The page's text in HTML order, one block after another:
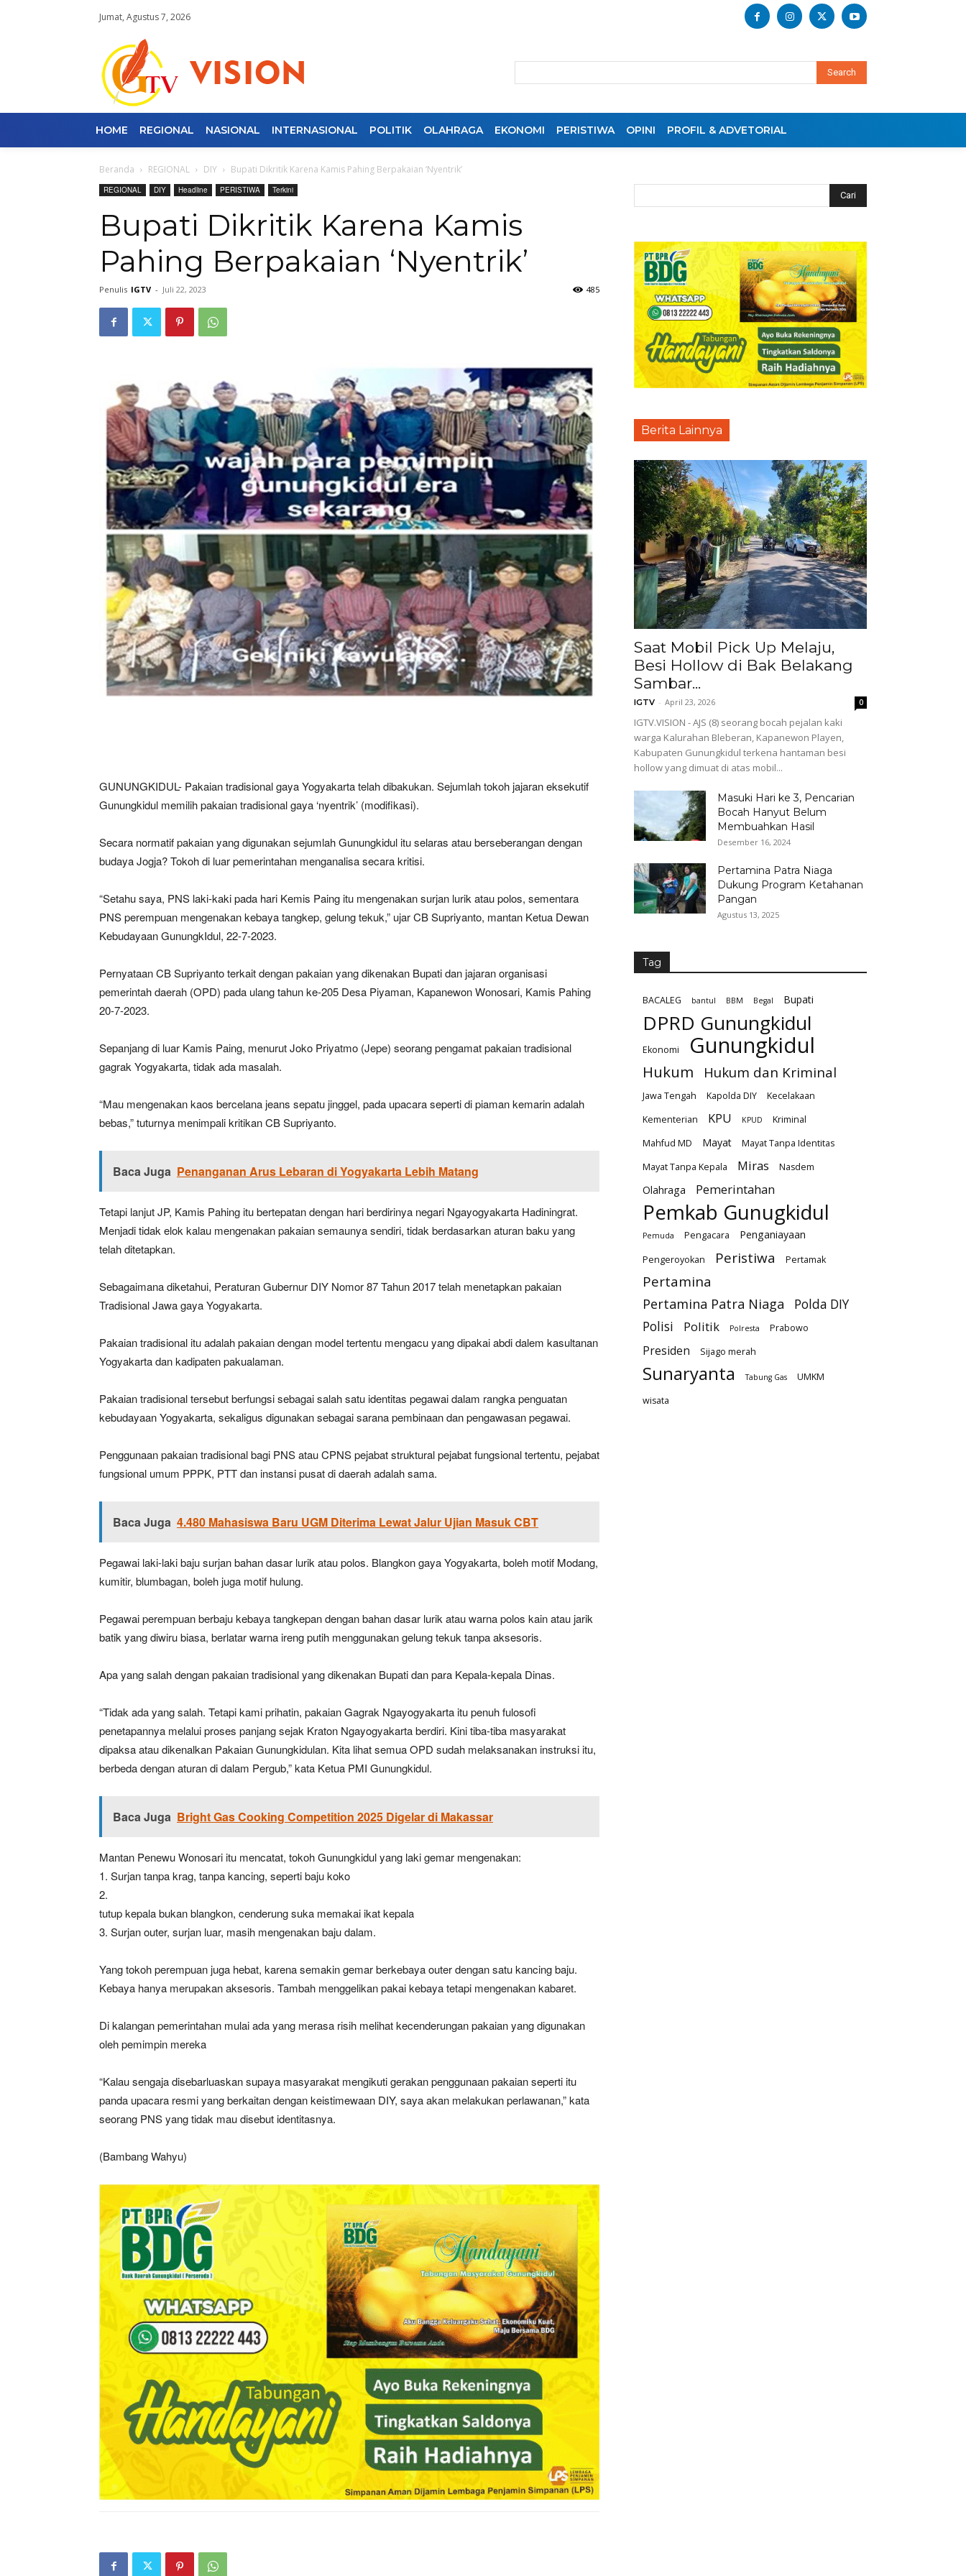
Jumat, Agustus 7, 2026
Search
HOME REGIONAL NASIONAL INTERNASIONAL POLITIK OLAHRAGA EKONOMI PERISTIWA OPINI PROFIL & ADVETORIAL
Beranda REGIONAL DIY Bupati Dikritik Karena Kamis Pahing Berpakaian ‘Nyentrik’
REGIONAL DIY Headline PERISTIWA Terkini
Bupati Dikritik Karena Kamis
Pahing Berpakaian ‘Nyentrik’
Penulis IGTV - Juli 22, 2023 485
GUNUNGKIDUL- Pakaian tradisional gaya Yogyakarta telah dibakukan. Sejumlah tokoh jajaran eksekutif
Gunungkidul memilih pakaian tradisional gaya ‘nyentrik’ (modifikasi).
Secara normatif pakaian yang digunakan sejumlah Gunungkidul itu selaras atau berseberangan dengan
budaya Jogja? Tokoh di luar pemerintahan menganalisa secara kritisi.
“Setahu saya, PNS laki-kaki pada hari Kemis Paing itu mengenakan surjan lurik atau polos, sementara
PNS perempuan mengenakan kebaya tangkep, gelung tekuk,” ujar CB Supriyanto, mantan Ketua Dewan
Kebudayaan GunungkIdul, 22-7-2023.
Pernyataan CB Supriyanto terkait dengan pakaian yang dikenakan Bupati dan jajaran organisasi
pemerintah daerah (OPD) pada ulang tahun ke-205 Desa Piyaman, Kapanewon Wonosari, Kamis Pahing
20-7-2023.
Sepanjang di luar Kamis Paing, menurut Joko Priyatmo (Jepe) seorang pengamat pakaian tradisional
gagrak Yogyakarta, tidak ada masalah.
“Mau mengenakan kaos bercelana jeans sepatu jinggel, pada upacara seperti di piaman kemarin adalah
bebas,” tuturnya menimpali kritikan CB Supriyanto.
Baca Juga Penanganan Arus Lebaran di Yogyakarta Lebih Matang
Tetapi lanjut JP, Kamis Pahing itu bertepatan dengan hari berdirinya negari Ngayogyakarta Hadiningrat.
Menjadi tidak elok kalau mengenakan pakaian semaunya sendiri, tidak berdasarkan aturan baku yang
telah ditetapkan.
Sebagaimana diketahui, Peraturan Gubernur DIY Nomor 87 Tahun 2017 telah menetapkan pakaian
Tradisional Jawa gaya Yogyakarta.
Pakaian tradisional itu adalah pakaian dengan model tertentu mengacu yang dipakai abdi dalem kasultanan
Yogyakarta dan kadipaten pakualaman.
Pakaian tradisional tersebut berfungsi sebagai salah satu identitas pegawai dalam rangka penguatan
kebudayaan Yogyakarta, sekaligus digunakan sebagai sarana pembinaan dan pengawasan pegawai.
Penggunaan pakaian tradisional bagi PNS atau CPNS pejabat struktural pejabat fungsional tertentu, pejabat
fungsional umum PPPK, PTT dan instansi pusat di daerah adalah sama.
Baca Juga 4.480 Mahasiswa Baru UGM Diterima Lewat Jalur Ujian Masuk CBT
Pegawai laki-laki baju surjan bahan dasar lurik atau polos. Blangkon gaya Yogyakarta, boleh motif Modang,
kumitir, blumbagan, boleh juga motif hulung.
Pegawai perempuan berbaju kebaya tangkepan dengan bahan dasar lurik atau warna polos kain atau jarik
batik yang diwiru biasa, berlatar warna ireng putih menggunakan gelung tekuk tanpa aksesoris.
Apa yang salah dengan pakaian tradisional yang dikenakan Bupati dan para Kepala-kepala Dinas.
“Tidak ada yang salah. Tetapi kami prihatin, pakaian Gagrak Ngayogyakarta itu penuh fulosofi
penetapannya melalui proses panjang sejak Kraton Ngayogyakarta berdiri. Kini tiba-tiba masyarakat
dipaksa atau dikenalkan Pakaian Gunungkidulan. Kita lihat semua OPD sudah melaksanakan instruksi itu,
berbeda dengan aturan di dalam Pergub,” kata Ketua PMI Gunungkidul.
Baca Juga Bright Gas Cooking Competition 2025 Digelar di Makassar
Mantan Penewu Wonosari itu mencatat, tokoh Gunungkidul yang laki gemar mengenakan:
1. Surjan tanpa krag, tanpa kancing, seperti baju koko
2.
tutup kepala bukan blangkon, cenderung suka memakai ikat kepala
3. Surjan outer, surjan luar, masih mengenakan baju dalam.
Yang tokoh perempuan juga hebat, karena semakin gemar berkebaya outer dengan satu kancing baju.
Kebaya hanya merupakan aksesoris. Tambah menggelikan pakai kebaya tetapi mengenakan kabaret.
Di kalangan pemerintahan mulai ada yang merasa risih melihat kecenderungan pakaian yang digunakan
oleh pemimpin mereka
“Kalau sengaja disebarluaskan supaya masyarakat mengikuti gerakan penggunaan pakaian seperti itu
panda upacara resmi yang berkaitan dengan keistimewaan DIY, saya akan melakukan perlawanan,” kata
seorang PNS yang tidak mau disebut identitasnya.
(Bambang Wahyu)
Berita Lainnya
Saat Mobil Pick Up Melaju,
Besi Hollow di Bak Belakang
Sambar...
IGTV - April 23, 2026 0
IGTV.VISION - AJS (8) seorang bocah pejalan kaki
warga Kalurahan Bleberan, Kapanewon Playen,
Kabupaten Gunungkidul terkena hantaman besi
hollow yang dimuat di atas mobil...
Masuki Hari ke 3, Pencarian
Bocah Hanyut Belum
Membuahkan Hasil
Desember 16, 2024
Pertamina Patra Niaga
Dukung Program Ketahanan
Pangan
Agustus 13, 2025
Tag
BACALEG bantul BBM Begal Bupati
DPRD Gunungkidul
Ekonomi Gunungkidul
Hukum Hukum dan Kriminal
Jawa Tengah Kapolda DIY
Kecelakaan
Kementerian
KPU KPUD
Kriminal
Mahfud MD
Mayat
Mayat Tanpa Identitas
Mayat Tanpa Kepala
Miras Nasdem
Olahraga Pemerintahan
Pemkab Gunugkidul
Pemuda Pengacara Penganiayaan
Pengeroyokan Peristiwa Pertamak
Pertamina
Pertamina Patra Niaga
Polda DIY
Polisi
Politik Polresta Prabowo
Presiden Sijago merah
Sunaryanta Tabung Gas
UMKM
wisata